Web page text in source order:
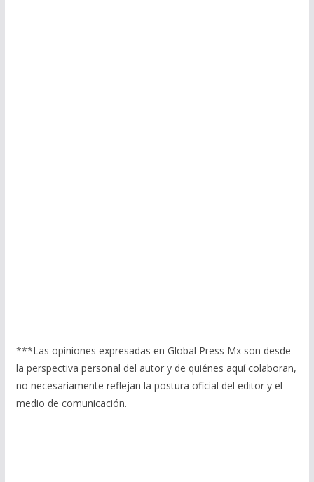
***Las opiniones expresadas en Global Press Mx son desde
la perspectiva personal del autor y de quiénes aquí colaboran,
no necesariamente reflejan la postura oficial del editor y el
medio de comunicación.